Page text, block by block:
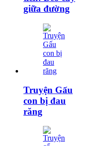
giữa đường
Truyện Gấu
con bị đau
răng